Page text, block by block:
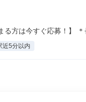
る方は今すぐ応募！】 ＊
近5分以内